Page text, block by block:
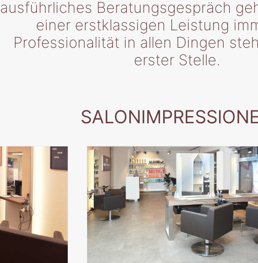
ausführliches Beratungsgespräch
einer erstklassigen Leistung
Professionalität in allen Dingen
erster Stelle.